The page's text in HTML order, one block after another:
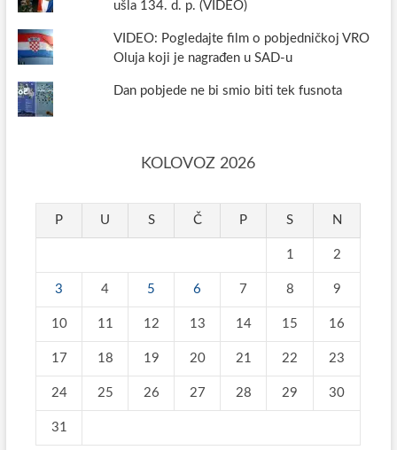
ušla 134. d. p. (VIDEO)
VIDEO: Pogledajte film o pobjedničkoj VRO
Oluja koji je nagrađen u SAD-u
Dan pobjede ne bi smio biti tek fusnota
KOLOVOZ 2026
P U S Č P S N
1 2
3 4 5 6 7 8 9
10 11 12 13 14 15 16
17 18 19 20 21 22 23
24 25 26 27 28 29 30
31